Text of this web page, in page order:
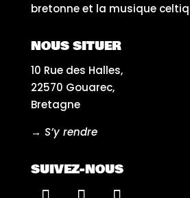
bretonne et la musique
NOUS SITUER
10 Rue des Halles,
22570 Gouarec,
Bretagne
→ S’y rendre
SUIVEZ-NOUS